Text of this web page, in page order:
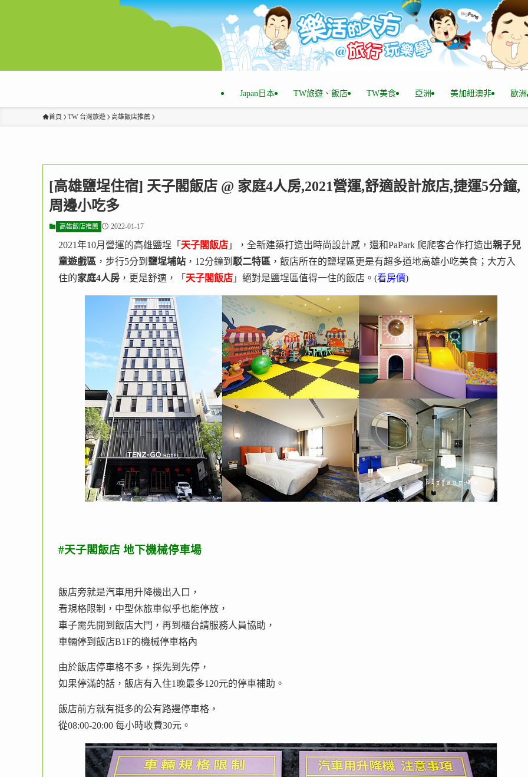
Japan日本 TW旅遊、飯店 TW美食 亞洲 美加紐澳非 歐洲
首頁 TW 台灣旅遊 高雄飯店推薦
[高雄鹽埕住宿] 天子閣飯店 @ 家庭4人房,2021營運,舒適設計旅店,捷運5分鐘,
周邊小吃多
高雄飯店推薦 2022-01-17
2021年10月營運的高雄鹽埕「 天子閣飯店 」，全新建築打造出時尚設計感，還和PaPark 爬爬客合作打造出親子兒
童遊戲區 ，步行5分到 鹽埕埔站 ，12分鐘到 駁二特區 ，飯店所在的鹽埕區更是有超多道地高雄小吃美食；大方入
住的家庭4人房 ，更是舒適，「 天子閣飯店 」絕對是鹽埕區值得一住的飯店。(看房價)
#天子閣飯店 地下機械停車場
飯店旁就是汽車用升降機出入口，
看規格限制，中型休旅車似乎也能停放，
車子需先開到飯店大門，再到櫃台請服務人員協助，
車輛停到飯店B1F的機械停車格內
由於飯店停車格不多，採先到先停，
如果停滿的話，飯店有入住1晚最多120元的停車補助。
飯店前方就有挺多的公有路邊停車格，
從08:00-20:00 每小時收費30元。